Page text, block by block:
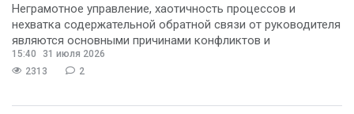
Неграмотное управление, хаотичность процессов и
нехватка содержательной обратной связи от руководителя
являются основными причинами конфликтов и
раздражения в
15:40
31 июля 2026
2313
2